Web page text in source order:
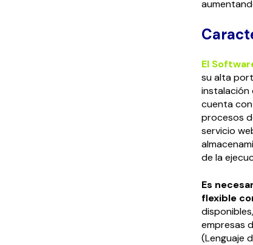
El
su alta
instalación
cuenta
procesos
servicio
de la
Es
flexible
empresas
(Lenguaje